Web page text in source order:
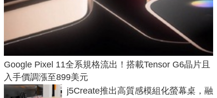
Google Pixel 11全系規格流出！搭載Tensor G6晶片且
入手價調漲至899美元
j5Create推出高質感模組化螢幕桌，融